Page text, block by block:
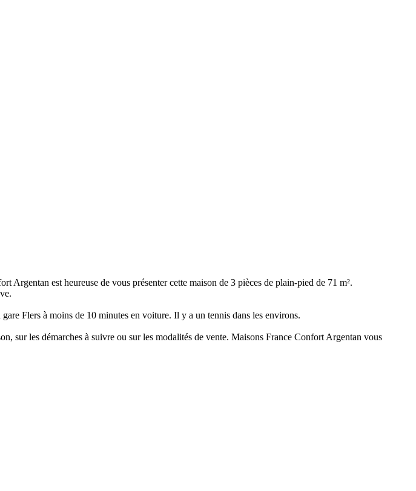
est heureuse de vous présenter cette maison de 3 pièces de plain-pied de 71 m².
Flers à moins de 10 minutes en voiture. Il y a un tennis dans les environs.
sur les démarches à suivre ou sur les modalités de vente. Maisons France Confort Argentan vous